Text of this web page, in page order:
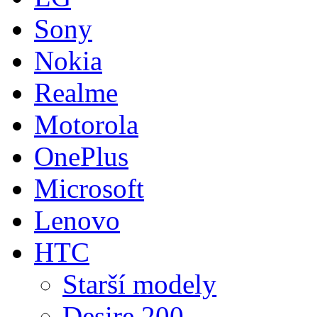
Sony
Nokia
Realme
Motorola
OnePlus
Microsoft
Lenovo
HTC
Starší modely